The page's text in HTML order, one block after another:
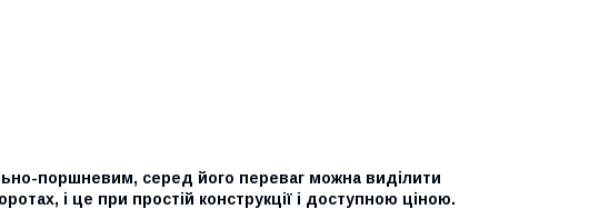
поршневим, серед його переваг можна виділити
і це при простій конструкції і доступною ціною.